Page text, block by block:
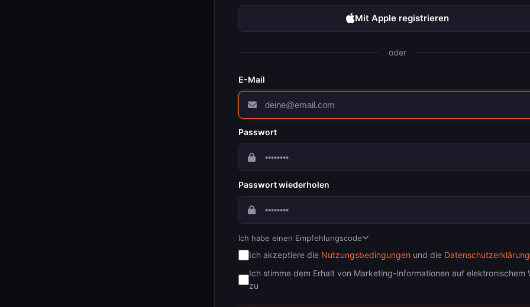
Mit Apple registrieren
oder
E-Mail
Passwort
Passwort wiederholen
Ich habe einen Empfehlungscode
Ich akzeptiere die Nutzungsbedingungen und die Datenschutzerklärung
Ich stimme dem Erhalt von Marketing-Informationen auf elektronischem
zu